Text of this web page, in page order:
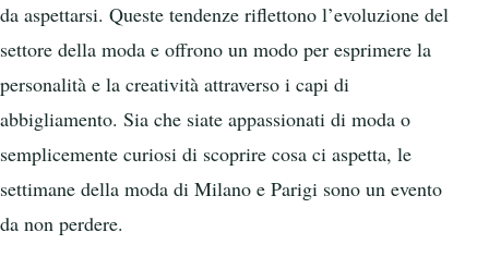
da aspettarsi. Queste tendenze riflettono l’evoluzione del
settore della moda e offrono un modo per esprimere la
personalità e la creatività attraverso i capi di
abbigliamento. Sia che siate appassionati di moda o
semplicemente curiosi di scoprire cosa ci aspetta, le
settimane della moda di Milano e Parigi sono un evento
da non perdere.